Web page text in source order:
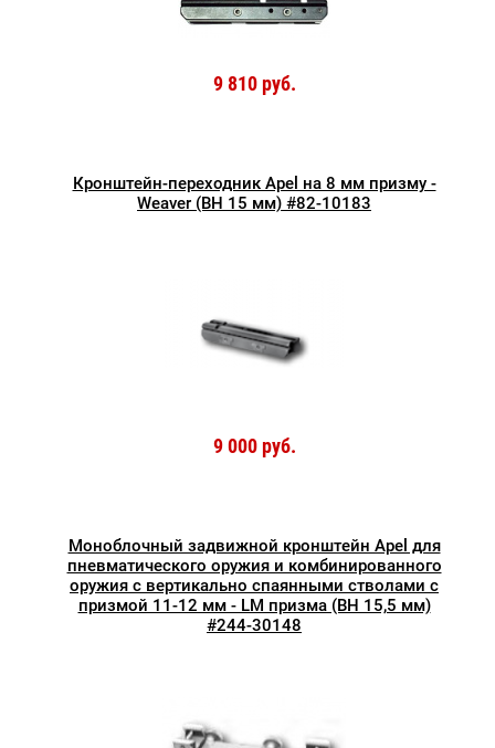
9 810 руб.
Кронштейн-переходник Apel на 8 мм призму -
Weaver (BH 15 мм) #82-10183
9 000 руб.
Моноблочный задвижной кронштейн Apel для
пневматического оружия и комбинированного
оружия с вертикально спаянными стволами с
призмой 11-12 мм - LM призма (BH 15,5 мм)
#244-30148